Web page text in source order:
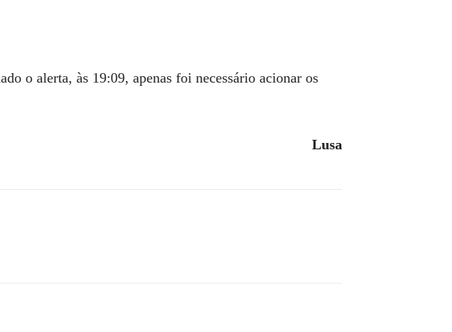
o alerta, às 19:09, apenas foi necessário acionar os
Lusa